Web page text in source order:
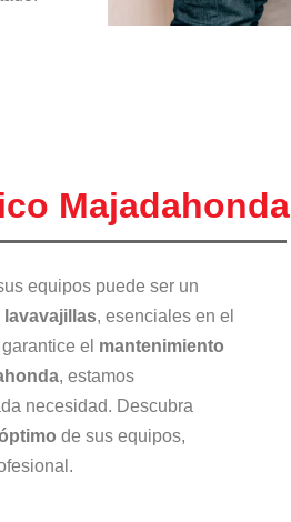
Majadahonda
equipos puede ser un
lavavajillas, esenciales en el
el mantenimiento
, estamos
necesidad. Descubra
de sus equipos,